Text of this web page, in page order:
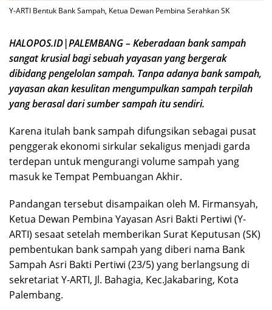
Y-ARTI Bentuk Bank Sampah, Ketua Dewan Pembina Serahkan SK
HALOPOS.ID|PALEMBANG – Keberadaan bank sampah
sangat krusial bagi sebuah yayasan yang bergerak
dibidang pengelolan sampah. Tanpa adanya bank sampah,
yayasan akan kesulitan mengumpulkan sampah terpilah
yang berasal dari sumber sampah itu sendiri.
Karena itulah bank sampah difungsikan sebagai pusat
penggerak ekonomi sirkular sekaligus menjadi garda
terdepan untuk mengurangi volume sampah yang
masuk ke Tempat Pembuangan Akhir.
Pandangan tersebut disampaikan oleh M. Firmansyah,
Ketua Dewan Pembina Yayasan Asri Bakti Pertiwi (Y-
ARTI) sesaat setelah memberikan Surat Keputusan (SK)
pembentukan bank sampah yang diberi nama Bank
Sampah Asri Bakti Pertiwi (23/5) yang berlangsung di
sekretariat Y-ARTI, Jl. Bahagia, Kec.Jakabaring, Kota
Palembang.